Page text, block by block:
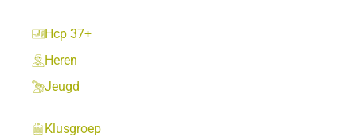
Hcp 37+
Heren
Jeugd
Klusgroep